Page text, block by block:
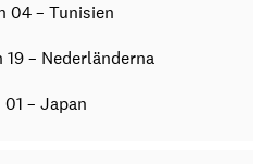
04 – Tunisien
– Nederländerna
– Japan